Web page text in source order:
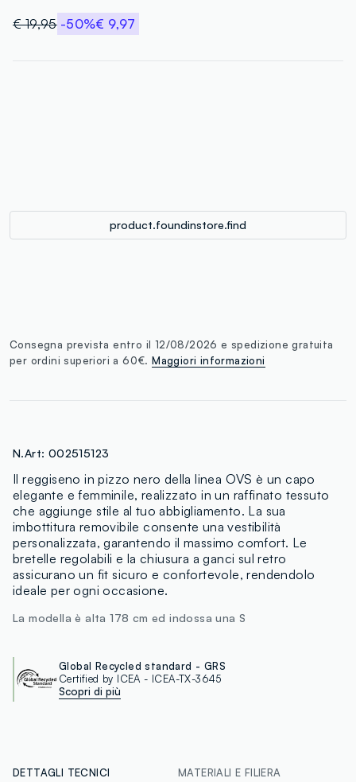
€ 19,95 -50%€ 9,97
product.foundinstore.find
Consegna prevista entro il 12/08/2026 e spedizione gratuita
per ordini superiori a 60€.Maggiori informazioni
N.Art: 002515123
Il reggiseno in pizzo nero della linea OVS è un capo
elegante e femminile, realizzato in un raffinato tessuto
che aggiunge stile al tuo abbigliamento. La sua
imbottitura removibile consente una vestibilità
personalizzata, garantendo il massimo comfort. Le
bretelle regolabili e la chiusura a ganci sul retro
assicurano un fit sicuro e confortevole, rendendolo
ideale per ogni occasione.
La modella è alta 178 cm ed indossa una S
Global Recycled standard - GRS
Certified by ICEA - ICEA-TX-3645
Scopri di più
DETTAGLI TECNICI MATERIALI E FILIERA